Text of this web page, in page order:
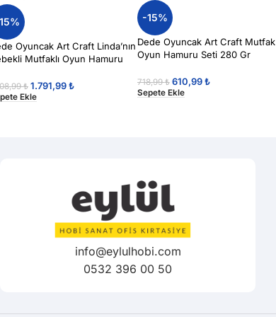
Oyuncak Art Craft Linda’nın
Mutfaklı Oyun Hamuru
₺ 1.791,99₺
Ekle
-15%
Dede Oyuncak Art Craft Mutfak
Oyun Hamuru Seti 280 Gr
718,99₺ 610,99₺
Sepete Ekle
info@eylulhobi.com
0532 396 00 50